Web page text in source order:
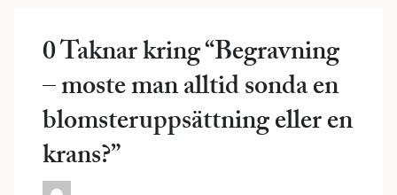
0 Taknar kring “Begravning
– moste man alltid sonda en
blomsteruppsättning eller en
krans?”